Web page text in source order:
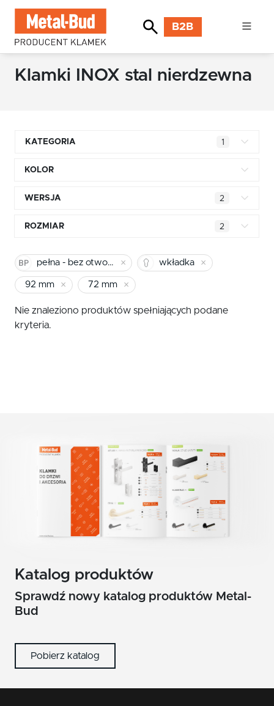
B2B
Klamki INOX stal nierdzewna
KATEGORIA 1
Klamki kwadratowe
Klamki z długim szyldem
Klamki zewnętrzne
Gałki
Antaby
KOLOR
WERSJA 2
klucz pokojowy
wkładka
ROZMIAR 2
92 mm
pełna - bez otworu wkładka
92 mm 72 mm
Nie znaleziono produktów spełniających podane
kryteria.
Katalog produktów
Sprawdź nowy katalog produktów Metal-
Bud
Pobierz katalog